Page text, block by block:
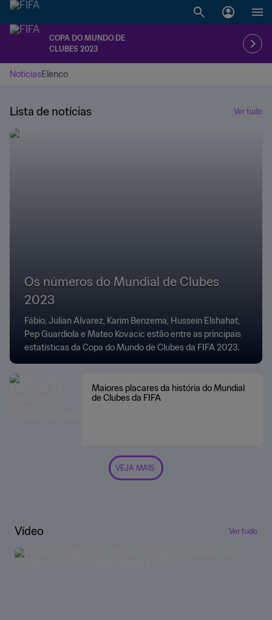
COPA DO MUNDO DE
CLUBES 2023
NotíciasElenco
Lista de notícias Ver tudo
Os números do Mundial de Clubes
2023
Fábio, Julian Alvarez, Karim Benzema, Hussein Elshahat,
Pep Guardiola e Mateo Kovacic estão entre as principais
estatísticas da Copa do Mundo de Clubes da FIFA 2023.
Maiores placares da história do Mundial
de Clubes da FIFA
VEJA MAIS
Vídeo Ver tudo